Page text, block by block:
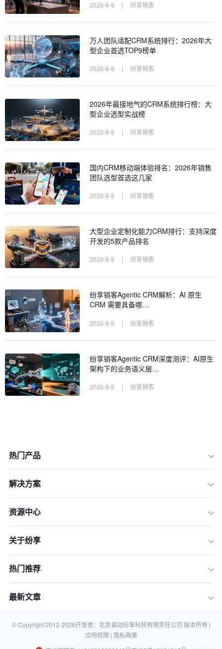
二、付费点击广告（PPC）
六、地理定位与移动优先
2026-8-9 | 纷享销客
万人团队适配CRM系统排行：2026年大
型企业首选TOP9榜单
2026-8-9 | 纷享销客
2026年最接地气的CRM系统排行榜：大
型企业选型实战榜
2026-8-9 | 纷享销客
国内CRM移动端体验排名：2026年销售
团队选型首选这几家
2026-8-9 | 纷享销客
大型企业定制化能力CRM排行：支持深度
开发的5款产品排名
2026-8-9 | 纷享销客
纷享销客Agentic CRM解析：AI 原生
CRM 需要具备哪…
2026-8-9 | 纷享销客
纷享销客Agentic CRM深度测评：AI原生
架构下的业务语义层…
2026-8-9 | 纷享销客
热门产品
解决方案
资源中心
关于纷享
热门推荐
最新文章
© Copyright 2012-2026开发者：北京易动纷享科技有限责任公司 版本所有 |
应用权限 | 隐私政策